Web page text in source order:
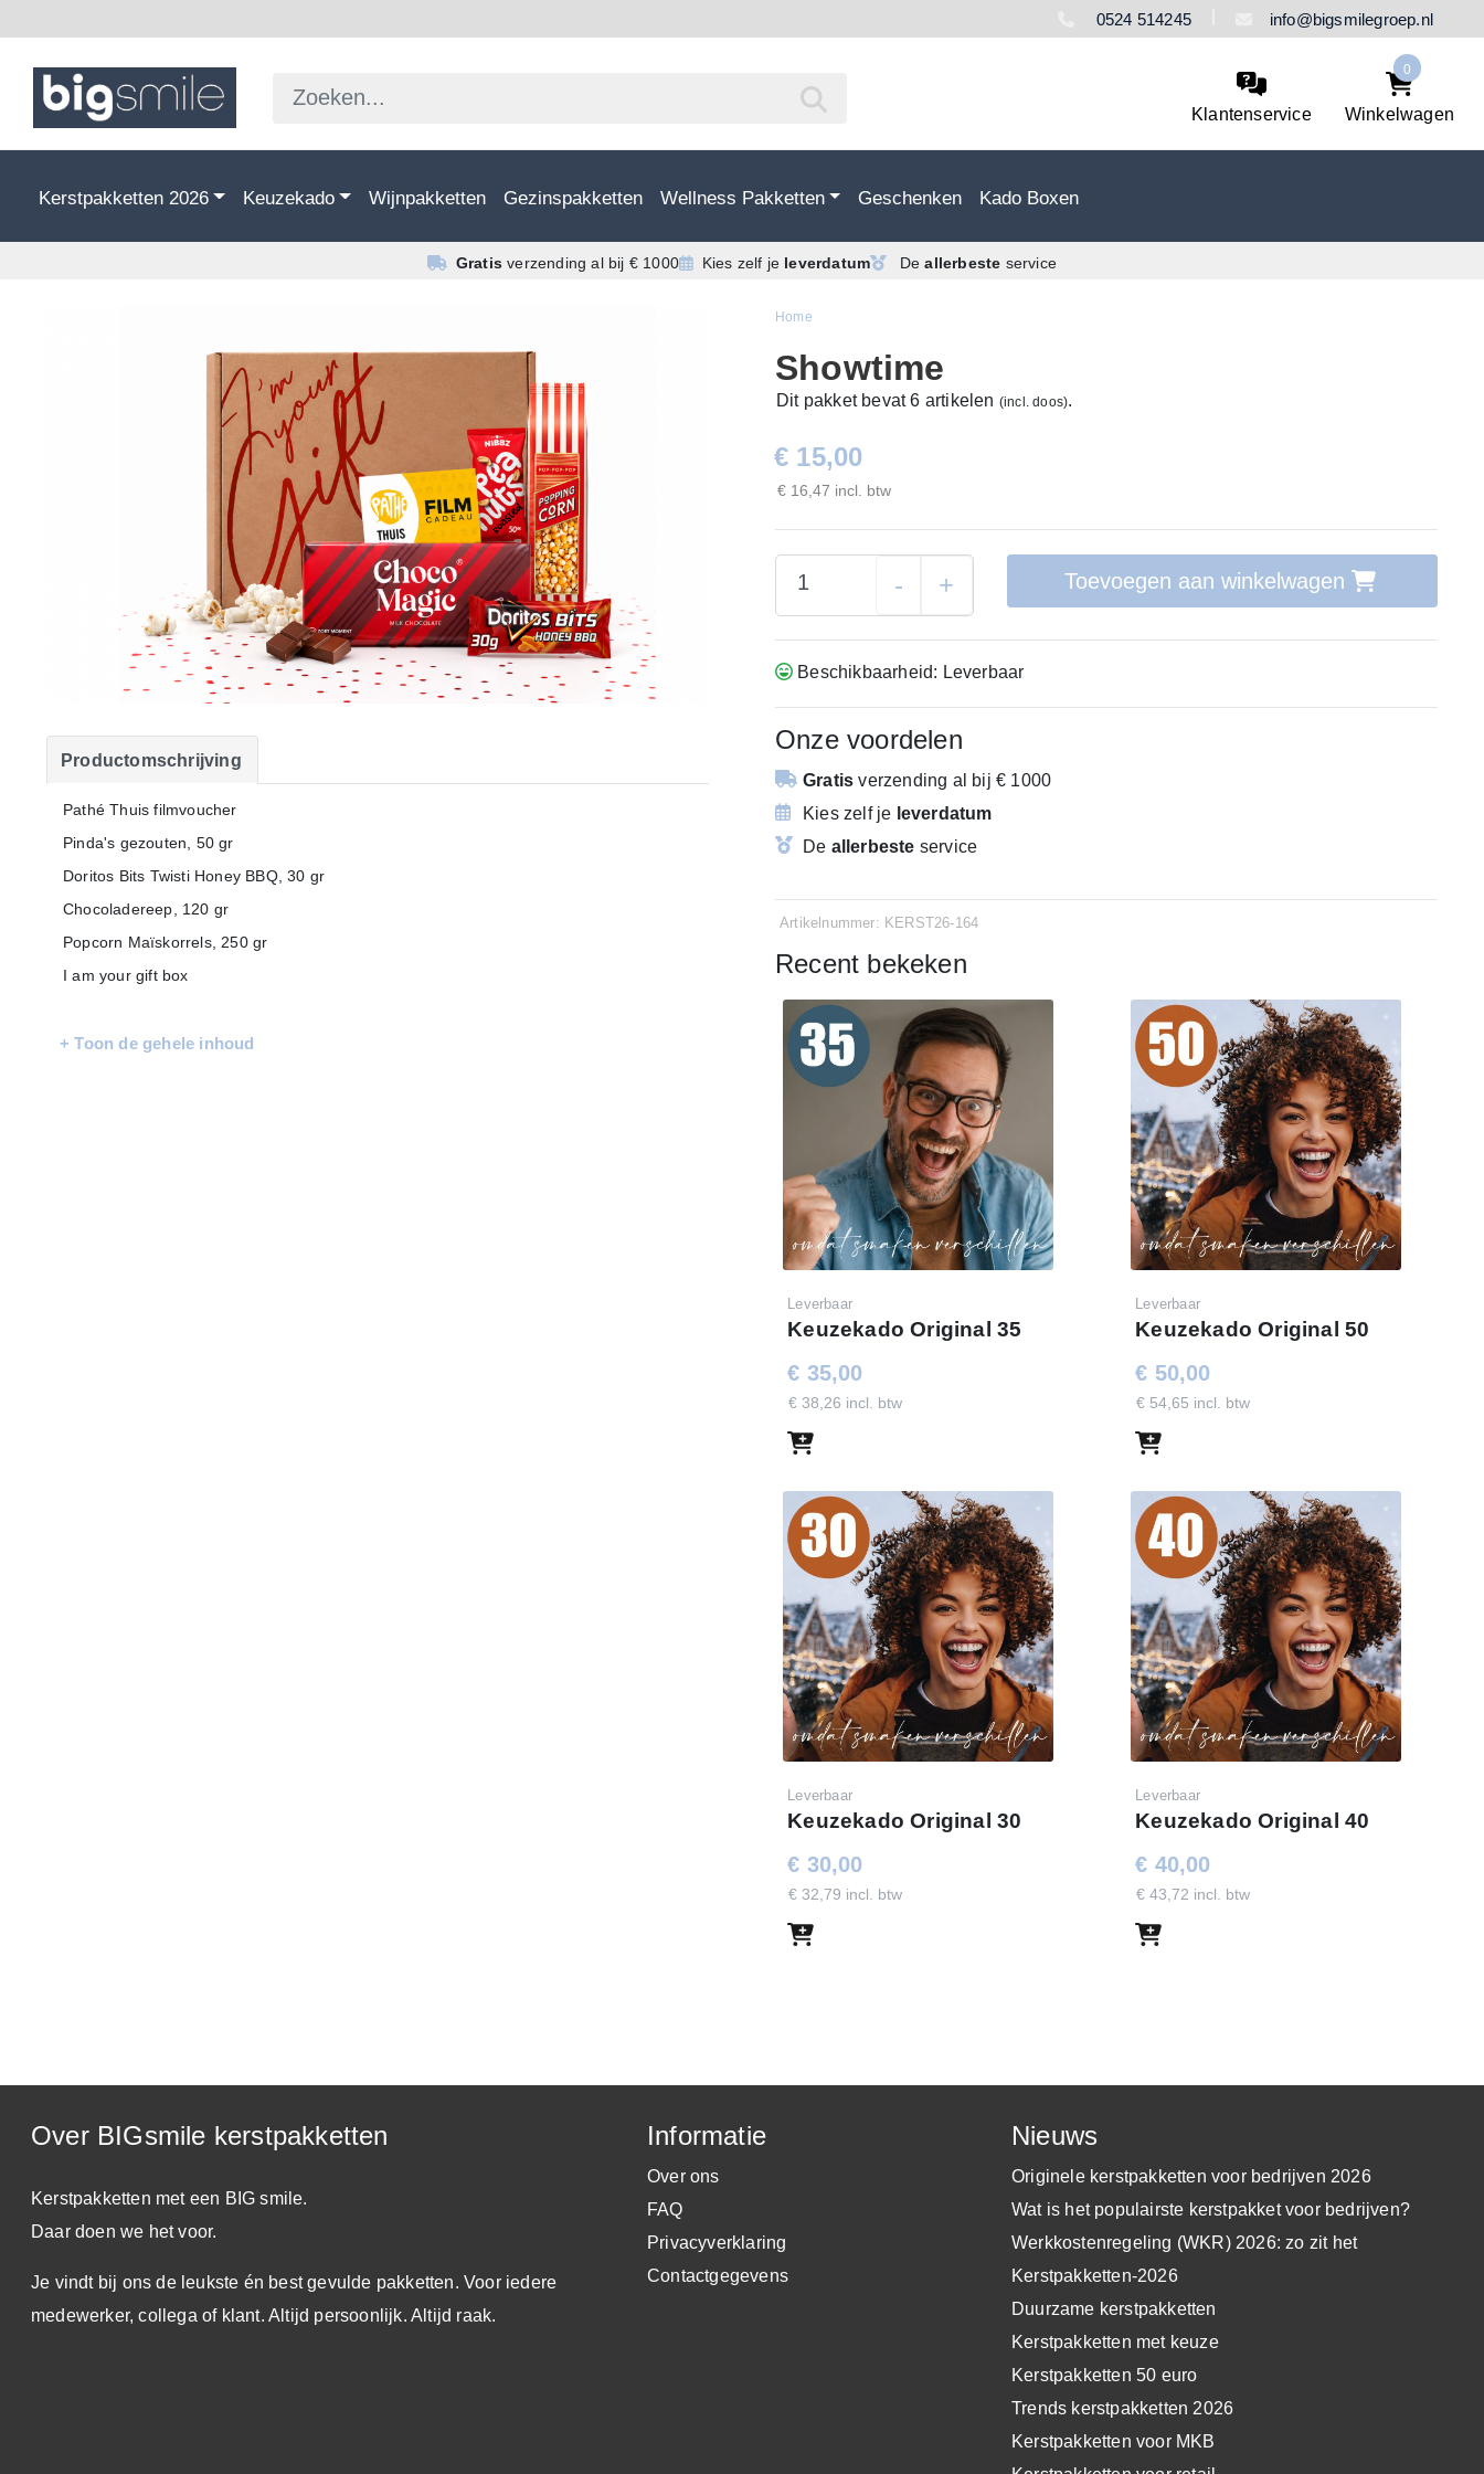
0524 514245 info@bigsmilegroep.nl
Klantenservice
0
Winkelwagen
Kerstpakketten 2026 Keuzekado Wijnpakketten Gezinspakketten Wellness Pakketten Geschenken Kado Boxen
Gratis verzendingal bij € 1000 Kies zelf je leverdatum Deallerbeste service
Productomschrijving
Pathé Thuis filmvoucher
Pinda's gezouten, 50 gr
Doritos Bits Twisti Honey BBQ, 30 gr
Chocoladereep, 120 gr
Popcorn Maïskorrels, 250 gr
I am your gift box
+ Toon de gehele inhoud
Home
Showtime
Dit pakket bevat 6 artikelen (incl. doos).
€ 15,00
€ 16,47 incl. btw
- + Toevoegen aan winkelwagen
Beschikbaarheid: Leverbaar
Onze voordelen
Gratis verzending al bij € 1000
Kies zelf je leverdatum
De allerbeste service
Artikelnummer: KERST26-164
Recent bekeken
Leverbaar
Keuzekado Original 35
€ 35,00
€ 38,26 incl. btw
Leverbaar
Keuzekado Original 50
€ 50,00
€ 54,65 incl. btw
Leverbaar
Keuzekado Original 30
€ 30,00
€ 32,79 incl. btw
Leverbaar
Keuzekado Original 40
€ 40,00
€ 43,72 incl. btw
Over BIGsmile kerstpakketten
Kerstpakketten met een BIG smile.
Daar doen we het voor.
Je vindt bij ons de leukste én best gevulde pakketten. Voor iedere
medewerker, collega of klant. Altijd persoonlijk. Altijd raak.
Informatie
Over ons
FAQ
Privacyverklaring
Contactgegevens
Nieuws
Originele kerstpakketten voor bedrijven 2026
Wat is het populairste kerstpakket voor bedrijven?
Werkkostenregeling (WKR) 2026: zo zit het
Kerstpakketten-2026
Duurzame kerstpakketten
Kerstpakketten met keuze
Kerstpakketten 50 euro
Trends kerstpakketten 2026
Kerstpakketten voor MKB